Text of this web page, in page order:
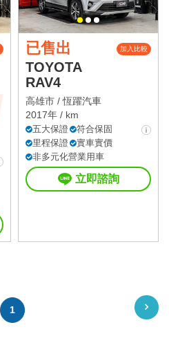
已售出 加入比較
TOYOTA
RAV4
高雄市 /恆躍汽車
2017年 / km
五大保證
符合保固
里程保證
實車實價
非多元化營業用車
立即諮詢
1